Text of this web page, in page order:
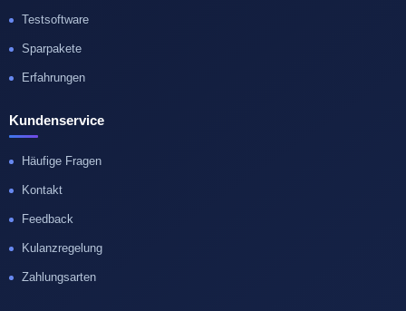
Testsoftware
Sparpakete
Erfahrungen
Kundenservice
Häufige Fragen
Kontakt
Feedback
Kulanzregelung
Zahlungsarten